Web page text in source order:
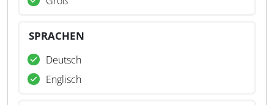
SPRACHEN
Deutsch
Englisch